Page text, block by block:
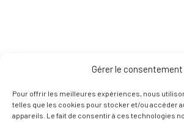
Gérer le consentement
Pour offrir les meilleures expériences, nous
telles que les cookies pour stocker et/ou accéder
appareils. Le fait de consentir à ces technologies